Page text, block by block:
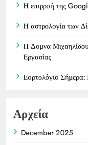
Η επιρροή της
Η αστρολογία των
Η Δομνα Μιχαηλίδου
Εργασίας
Εορτολόγιο Σήμερα:
Αρχεία
December 2025